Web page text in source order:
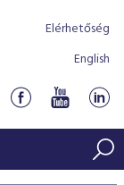
Elérhetőség
English